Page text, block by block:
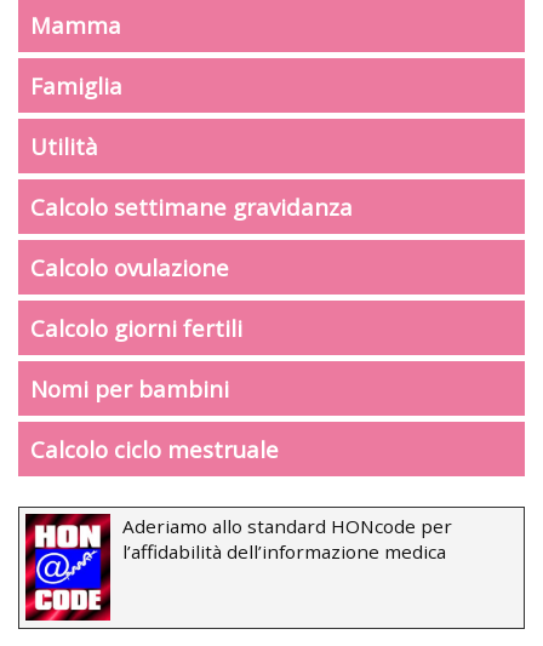
Mamma
Famiglia
Utilità
Calcolo settimane gravidanza
Calcolo ovulazione
Calcolo giorni fertili
Nomi per bambini
Calcolo ciclo mestruale
Aderiamo allo standard HONcode per
l’affidabilità dell’informazione medica